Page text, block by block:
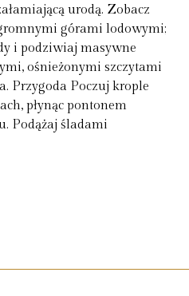
urodą. Zobacz
górami lodowymi;
i podziwiaj masywne
ośnieżonymi szczytami
Przygoda Poczuj krople
płynąc pontonem
Podążaj śladami